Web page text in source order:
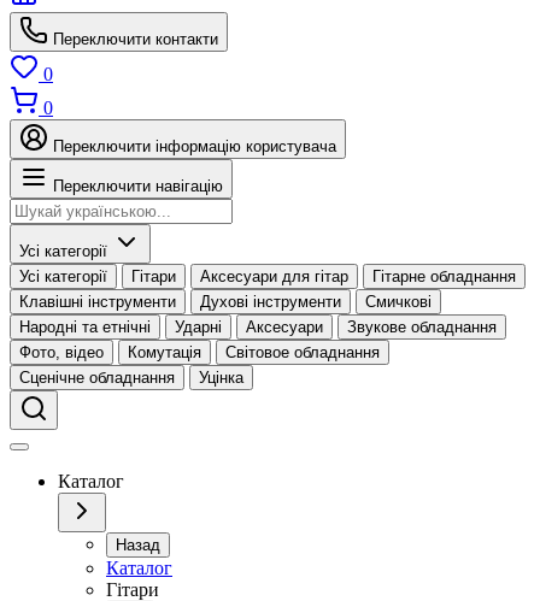
Переключити контакти
0
0
Переключити інформацію користувача
Переключити навігацію
Усі категорії
Усі категорії
Гітари Аксесуари для гітар
Гітарне обладнання
Клавішні інструменти
Духові інструменти
Смичкові
Народні та етнічні
Ударні Аксесуари
Звукове обладнання
Фото, відео
Комутація
Світовое обладнання
Сценічне обладнання
Уцінка
Каталог
Назад
Каталог
Гітари